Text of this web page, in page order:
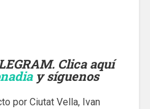
Clica aquí
y síguenos
por Ciutat Vella, Ivan